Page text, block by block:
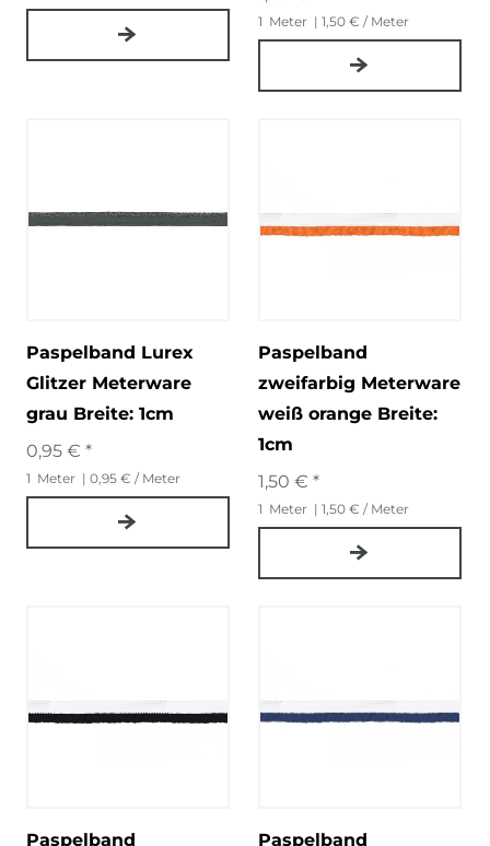
1 Meter | 1,50 € / Meter
Paspelband Lurex
Glitzer Meterware
grau Breite: 1cm
0,95 € *
1 Meter | 0,95 € / Meter
Paspelband
zweifarbig Meterware
weiß orange Breite:
1cm
1,50 € *
1 Meter | 1,50 € / Meter
Paspelband Paspelband